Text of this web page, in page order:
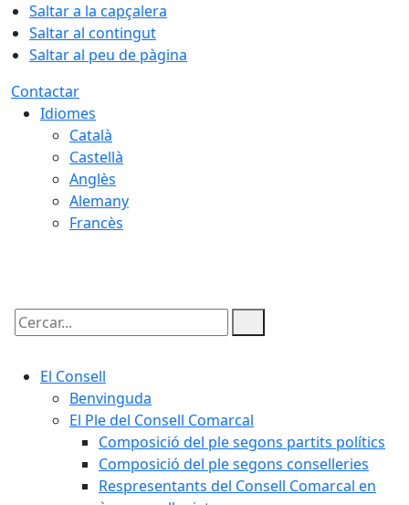
Saltar a la capçalera
Saltar al contingut
Saltar al peu de pàgina
Contactar
Idiomes
Català
Castellà
Anglès
Alemany
Francès
Cercar:
El Consell
Benvinguda
El Ple del Consell Comarcal
Composició del ple segons partits polítics
Composició del ple segons conselleries
Respresentants del Consell Comarcal en